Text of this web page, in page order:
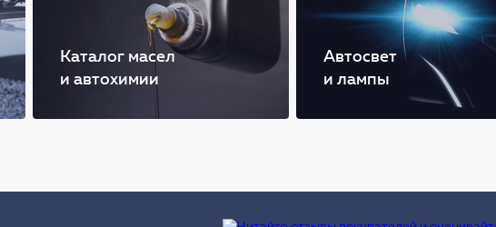
Каталог масел
и автохимии
Автосвет
и лампы